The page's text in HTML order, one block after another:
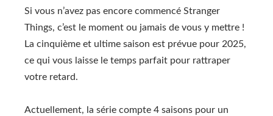
Si vous n’avez pas encore commencé Stranger
Things, c’est le moment ou jamais de vous y mettre !
La cinquième et ultime saison est prévue pour 2025,
ce qui vous laisse le temps parfait pour rattraper
votre retard.
Actuellement, la série compte 4 saisons pour un